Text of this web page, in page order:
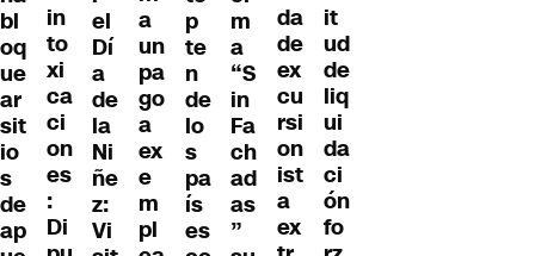
bl
oq
ue
ar
sit
io
s
de
ap
in
to
xi
ca
ci
on
es
:
Di
el
Dí
a
de
la
Ni
ñe
z:
Vi
a
un
pa
go
a
ex
e
m
pl
p
te
n
de
lo
s
pa
ís
es
m
a
“S
in
Fa
ch
ad
as
”
da
de
ex
cu
rsi
on
ist
a
ex
it
ud
de
liq
ui
da
ci
ón
fo